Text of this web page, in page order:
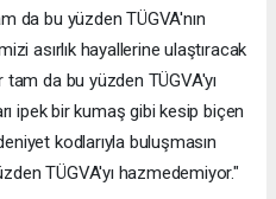
da bu yüzden TÜGVA'nın
asırlık hayallerine ulaştıracak
da bu yüzden TÜGVA'yı
ipek bir kumaş gibi kesip biçen
kodlarıyla buluşmasın
TÜGVA'yı hazmedemiyor."